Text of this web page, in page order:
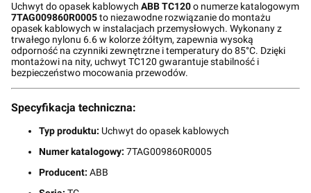
Uchwyt do opasek kablowych ABB TC120o numerze katalogowym
7TAG009860R0005to niezawodne rozwiązanie do montażu
opasek kablowych w instalacjach przemysłowych. Wykonany z
trwałego nylonu 6.6 w kolorze żółtym, zapewnia wysoką
odporność na czynniki zewnętrzne i temperatury do 85°C. Dzięki
montażowi na nity, uchwyt TC120 gwarantuje stabilność i
bezpieczeństwo mocowania przewodów.
Specyfikacja techniczna:
Typ produktu: Uchwyt do opasek kablowych
Numer katalogowy: 7TAG009860R0005
Producent: ABB